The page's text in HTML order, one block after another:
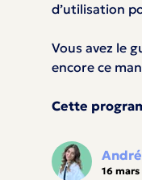
d’utilisation
Vous avez le
encore ce
Cette
16